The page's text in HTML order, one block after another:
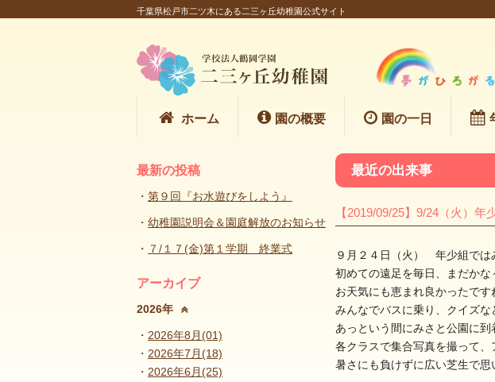
千葉県松戸市二ツ木にある二三ヶ丘幼稚園公式サイト
ホーム 園の概要 園の一日
最新の投稿
第９回『お水遊びをしよう』
幼稚園説明会＆園庭解放のお知らせ
７/１７(金)第１学期 終業式
アーカイブ
2026年
2026年8月(01)
2026年7月(18)
2026年6月(25)
最近の出来事
【2019/09/25】9/24（火）
９月２４日（火） 年少組では
初めての遠足を毎日、まだか
お天気にも恵まれ良かったです
みんなでバスに乗り、クイズ
あっという間にみさと公園に到
各クラスで集合写真を撮って
暑さにも負けずに広い芝生で思